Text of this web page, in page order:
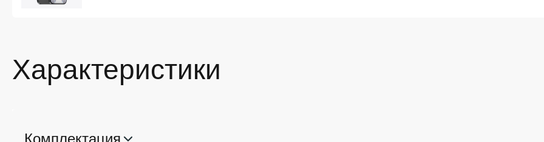
Характеристики
Комплектация